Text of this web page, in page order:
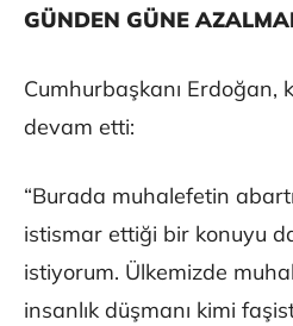
GÜNDEN GÜNE
Cumhurbaşkanı Erdoğan,
devam etti:
“Burada muhalefetin
istismar ettiği bir konuyu
istiyorum. Ülkemizde
insanlık düşmanı kimi